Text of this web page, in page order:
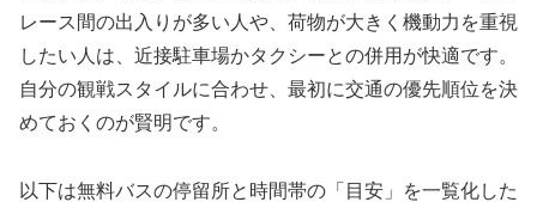
レース間の出入りが多い人や、荷物が大きく機動力を重視
したい人は、近接駐車場かタクシーとの併用が快適です。
自分の観戦スタイルに合わせ、最初に交通の優先順位を決
めておくのが賢明です。
以下は無料バスの停留所と時間帯の「目安」を一覧化した